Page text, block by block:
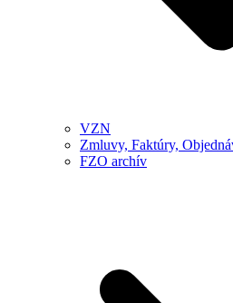
VZN
Zmluvy, Faktúry,
FZO archív